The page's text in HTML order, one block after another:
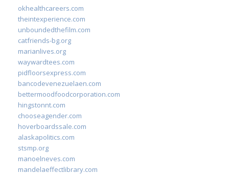
okhealthcareers.com
theintexperience.com
unboundedthefilm.com
catfriends-bg.org
marianlives.org
waywardtees.com
pidfloorsexpress.com
bancodevenezuelaen.com
bettermoodfoodcorporation.com
hingstonnt.com
chooseagender.com
hoverboardssale.com
alaskapolitics.com
stsmp.org
manoelneves.com
mandelaeffectlibrary.com